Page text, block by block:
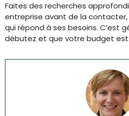
Faites des recherches
entreprise avant de la
qui répond à ses besoins. C’est
débutez et que votre budget est